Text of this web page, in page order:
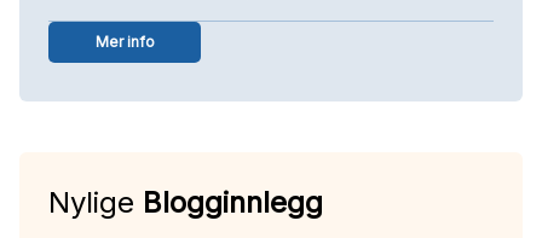
Mer info
Nylige Blogginnlegg